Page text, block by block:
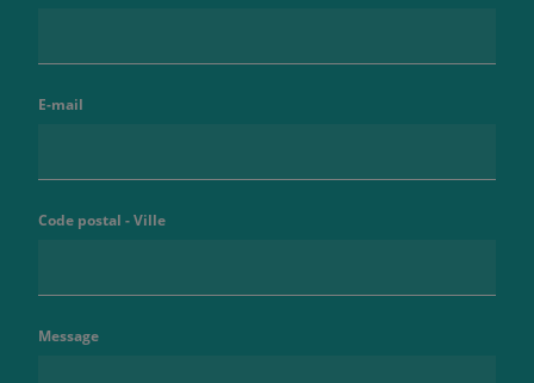
E-mail
Code postal - Ville
Message